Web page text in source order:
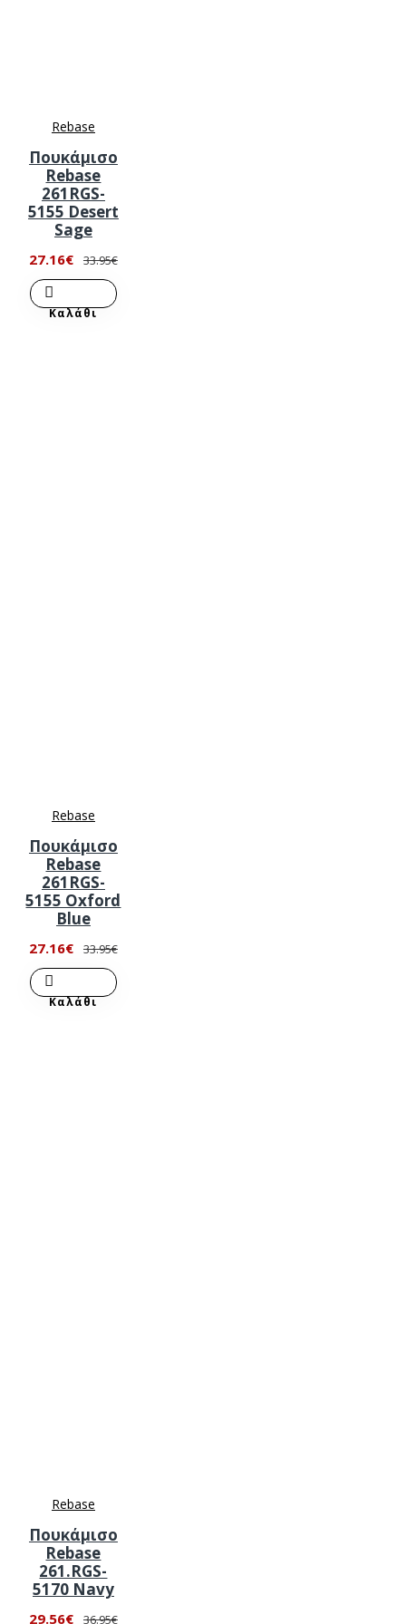
Rebase
Πουκάμισο
Rebase
261RGS-
5155 Desert
Sage
27.16€ 33.95€
Καλάθι
Rebase
Πουκάμισο
Rebase
261RGS-
5155 Oxford
Blue
27.16€ 33.95€
Καλάθι
Rebase
Πουκάμισο
Rebase
261.RGS-
5170 Navy
29.56€ 36.95€